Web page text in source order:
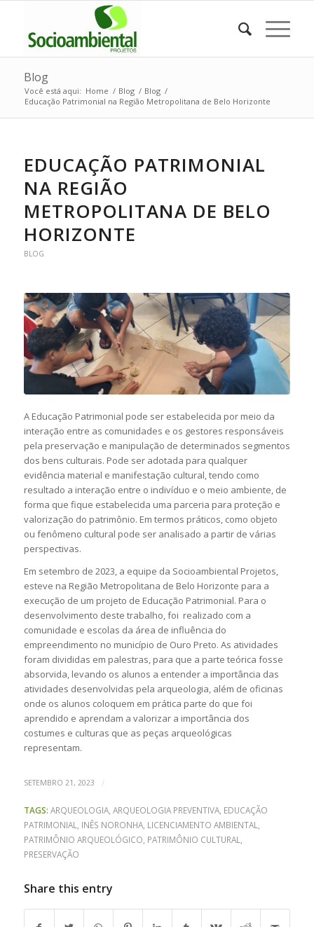
Blog
Você está aqui: Home / Blog / Blog /
Educação Patrimonial na Região Metropolitana de Belo Horizonte
EDUCAÇÃO PATRIMONIAL
NA REGIÃO
METROPOLITANA DE BELO
HORIZONTE
BLOG
A Educação Patrimonial pode ser estabelecida por meio da
interação entre as comunidades e os gestores responsáveis
pela preservação e manipulação de determinados segmentos
dos bens culturais. Pode ser adotada para qualquer
evidência material e manifestação cultural, tendo como
resultado a interação entre o indivíduo e o meio ambiente, de
forma que fique estabelecida uma parceria para proteção e
valorização do patrimônio. Em termos práticos, como objeto
ou fenômeno cultural pode ser analisado a partir de várias
perspectivas.
Em setembro de 2023, a equipe da Socioambiental Projetos,
esteve na Região Metropolitana de Belo Horizonte para a
execução de um projeto de Educação Patrimonial. Para o
desenvolvimento deste trabalho, foi realizado com a
comunidade e escolas da área de influência do
empreendimento no município de Ouro Preto. As atividades
foram divididas em palestras, para que a parte teórica fosse
absorvida, levando os alunos a entender a importância das
atividades desenvolvidas pela arqueologia, além de oficinas
onde os alunos coloquem em prática parte do que foi
aprendido e aprendam a valorizar a importância dos
costumes e culturas que as peças arqueológicas
representam.
SETEMBRO 21, 2023 /
TAGS: ARQUEOLOGIA, ARQUEOLOGIA PREVENTIVA, EDUCAÇÃO
PATRIMONIAL
INÊS NORONHA, LICENCIAMENTO AMBIENTAL
PATRIMÔNIO ARQUEOLÓGICO PATRIMÔNIO CULTURAL
PRESERVAÇÃO
Share this entry